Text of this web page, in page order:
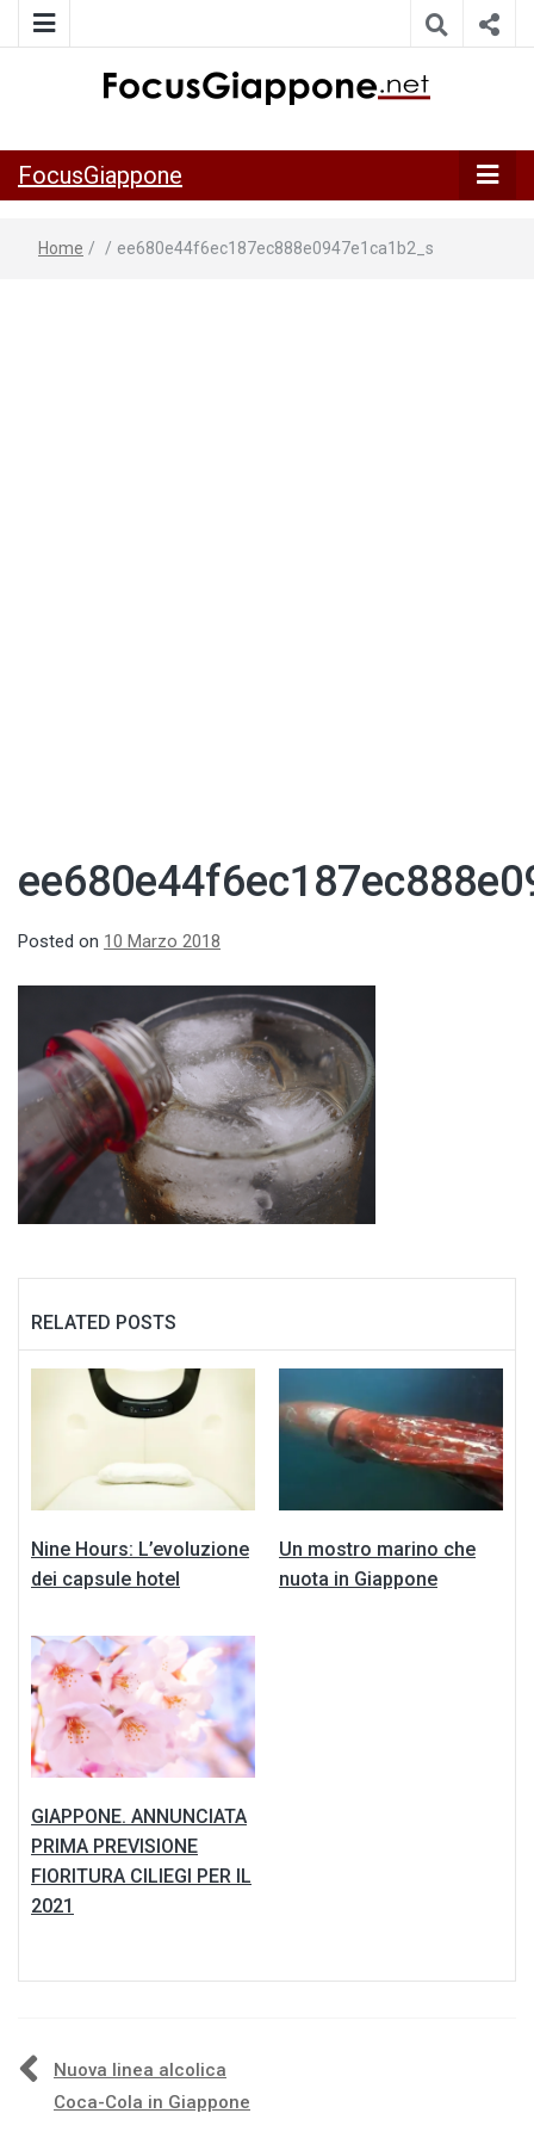
della Japan Italy Economic Federation
FocusGiappone
Home / / ee680e44f6ec187ec888e0947e1ca1b2_s
Posted on 10 Marzo 2018
RELATED POSTS
Nine Hours: L’evoluzione
dei capsule hotel
Un mostro marino che
nuota in Giappone
GIAPPONE. ANNUNCIATA
PRIMA PREVISIONE
FIORITURA CILIEGI PER IL
2021
Navigazione
Nuova linea alcolica
Coca-Cola in Giappone